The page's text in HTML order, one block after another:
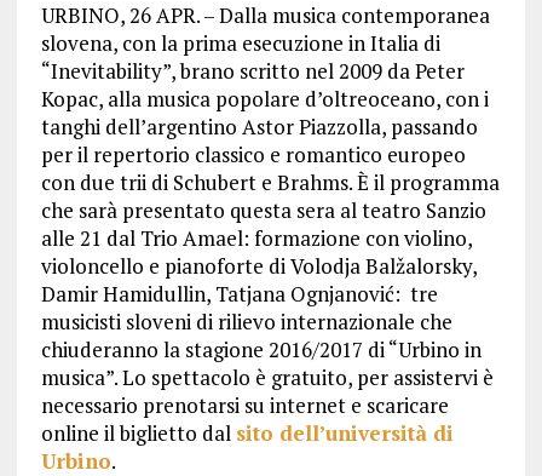
URBINO, 26 APR. – Dalla musica contemporanea
slovena, con la prima esecuzione in Italia di
“Inevitability”, brano scritto nel 2009 da Peter
Kopac, alla musica popolare d’oltreoceano, con i
tanghi dell’argentino Astor Piazzolla, passando
per il repertorio classico e romantico europeo
con due trii di Schubert e Brahms. È il programma
che sarà presentato questa sera al teatro Sanzio
alle 21 dal Trio Amael: formazione con violino,
violoncello e pianoforte di Volodja Balžalorsky,
Damir Hamidullin, Tatjana Ognjanović: tre
musicisti sloveni di rilievo internazionale che
chiuderanno la stagione 2016/2017 di “Urbino in
musica”. Lo spettacolo è gratuito, per assistervi è
necessario prenotarsi su internet e scaricare
online il biglietto dal sito dell’università di
Urbino.